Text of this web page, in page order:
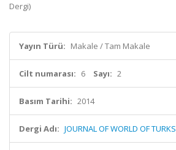
Dergi)
Yayın Türü: Makale / Tam Makale
Cilt numarası: 6 Sayı: 2
Basım Tarihi: 2014
Dergi Adı: JOURNAL OF WORLD OF TURKS